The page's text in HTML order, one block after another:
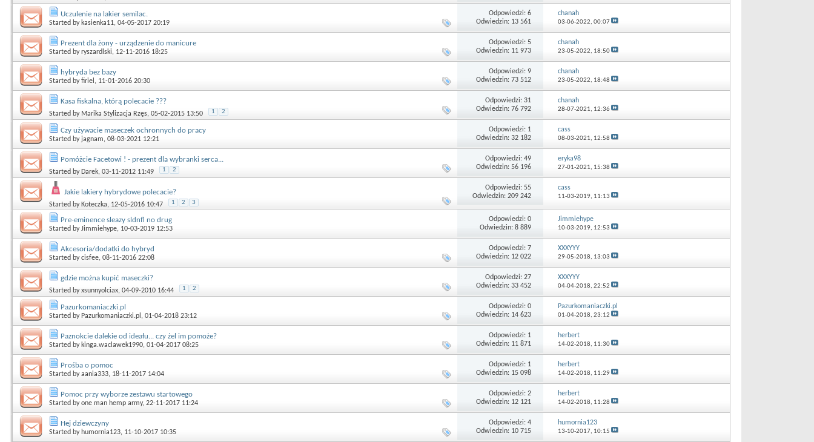
Uczulenie na lakier semilac.
Started by kasienka11, 04-05-2017 20:19
Odpowiedzi: 6
Odwiedzin: 13 561
chanah
03-06-2022, 00:07
Prezent dla żony - urządzenie do manicure
Started byryszardlski, 12-11-2016 18:25
Odpowiedzi: 5
Odwiedzin: 11 973
chanah
23-05-2022, 18:50
hybryda bez bazy
Started byfiriel , 11-01-2016 20:30
Odpowiedzi: 9
Odwiedzin: 73 512
chanah
23-05-2022, 18:48
Kasa fiskalna, którą polecacie ???
Started by Marika Stylizacja Rzęs, 05-02-2015 13:50 1 2
Odpowiedzi: 31
Odwiedzin: 76 792
chanah
28-07-2021, 12:36
Czy używacie maseczek ochronnych do pracy
Started by jagnam, 08-03-2021 12:21
Odpowiedzi: 1
Odwiedzin: 32 182
cass
08-03-2021, 12:58
Pomóżcie Facetowi ! - prezent dla wybranki serca...
Started by Darek, 03-11-2012 11:49 1 2
Odpowiedzi: 49
Odwiedzin: 56 196
eryka98
27-01-2021, 15:38
Jakie lakiery hybrydowe polecacie?
Started by Koteczka, 12-05-2016 10:47 1 2 3
Odpowiedzi: 55
Odwiedzin: 209 242
cass
11-03-2019, 11:13
Pre-eminence sleazy sldnfl no drug
Started byJimmiehype, 10-03-2019 12:53
Odpowiedzi: 0
Odwiedzin: 8 889
Jimmiehype
10-03-2019, 12:53
Akcesoria/dodatki do hybryd
Started bycisfee, 08-11-2016 22:08
Odpowiedzi: 7
Odwiedzin: 12 022
XXXYYY
29-05-2018, 13:03
gdzie można kupić maseczki?
Started byxsunnyolciax, 04-09-2010 16:44 1 2
Odpowiedzi: 27
Odwiedzin: 33 452
XXXYYY
04-04-2018, 22:52
Pazurkomaniaczki.pl
Started by Pazurkomaniaczki.pl , 01-04-2018 23:12
Odpowiedzi: 0
Odwiedzin: 14 623
Pazurkomaniaczki.pl
01-04-2018, 23:12
Paznokcie dalekie od ideału... czy żel im pomoże?
Started by kinga.waclawek1990, 01-04-2017 08:25
Odpowiedzi: 1
Odwiedzin: 11 871
herbert
14-02-2018, 11:30
Prośba o pomoc
Started byaania333, 18-11-2017 14:04
Odpowiedzi: 1
Odwiedzin: 15 098
herbert
14-02-2018, 11:29
Pomoc przy wyborze zestawu startowego
Started byone man hemp army, 22-11-2017 11:24
Odpowiedzi: 2
Odwiedzin: 12 121
herbert
14-02-2018, 11:28
Hej dziewczyny
Started by humornia123, 11-10-2017 10:35
Odpowiedzi: 4
Odwiedzin: 10 715
humornia123
13-10-2017, 10:15